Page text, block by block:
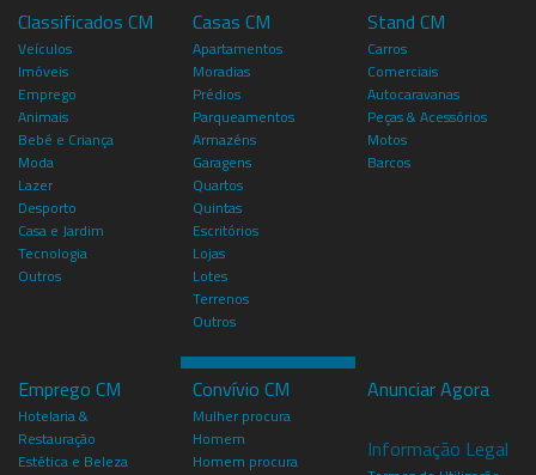
Classificados CM
Veículos
Imóveis
Emprego
Animais
Bebé e Criança
Moda
Lazer
Desporto
Casa e Jardim
Tecnologia
Outros
Casas CM
Apartamentos
Moradias
Prédios
Parqueamentos
Armazéns
Garagens
Quartos
Quintas
Escritórios
Lojas
Lotes
Terrenos
Outros
Stand CM
Carros
Comerciais
Autocaravanas
Peças & Acessórios
Motos
Barcos
Emprego CM
Hotelaria &
Restauração
Estética e Beleza
Convívio CM
Mulher procura
Homem
Homem procura
Anunciar Agora
Informação Legal